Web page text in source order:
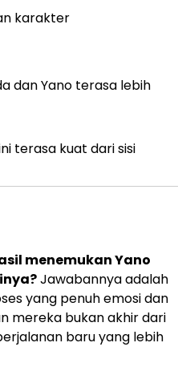
karakter
dan Yano terasa lebih
terasa kuat dari sisi
menemukan Yano
Jawabannya adalah
yang penuh emosi dan
mereka bukan akhir dari
baru yang lebih